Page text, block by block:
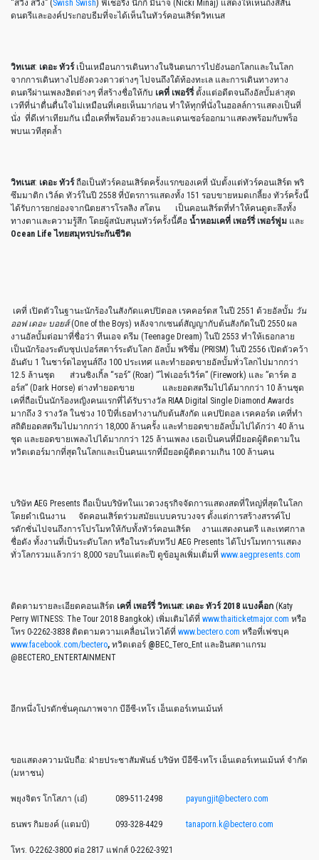
“สวิง สวิง” (Swish Swish) ฟีเชอริง นิกกี้ มินาจ (Nicki Minaj) แสดงให้เห็นถึงสีสัน
ดนตรีและองค์ประกอบธีมที่จะได้เห็นในทัวร์คอนเสิร์ตวิทเนส
วิทเนส: เดอะ ทัวร์เป็นเหมือนการเดินทางในจินตนการไปยังนอกโลกและในโลก
จากการเดินทางไปยังดวงดาวต่างๆ ไปจนถึงใต้ท้องทะเล และการเดินทางทาง
ดนตรีผ่านเพลงฮิตต่างๆ ที่สร้างชื่อให้กับ เคที่ เพอร์รี่ตั้งแต่อดีตจนถึงอัลบั้มล่าสุด
เวทีที่น่าตื่นตื่นใจไม่เหมือนที่เคยเห็นมาก่อน ทำให้ทุกที่นั่งในฮอลล์การแสดงเป็นที่
นั่ง ที่ดีเท่าเทียมกัน เมื่อเคที่พร้อมด้วยวงและแดนเซอร์ออกมาแสดงพร้อมกับพร็อ
พบนเวทีสุดล้ำ
วิทเนส: เดอะ ทัวร์ถือเป็นทัวร์คอนเสิร์ตครั้งแรกของเคที่ นับตั้งแต่ทัวร์คอนเสิร์ต พริ
ซึมมาติก เวิล์ด ทัวร์ในปี 2558 ที่บัตรการแสดงทั้ง 151 รอบขายหมดเกลี้ยง ทัวร์ครั้งนี้
ได้รับการยกย่องจากนิตยสารโรลลิง สโตน เป็นคอนเสิร์ตที่ทำให้คนดูตะลึงทั้ง
ทางตาและความรู้สึก โดยผู้สนับสนุนทัวร์ครั้งนี้คือ น้ำหอมเคที่ เพอร์รี่ เพอร์ฟูม และ
Ocean Life ไทยสมุทรประกันชีวิต
เคที่ เปิดตัวในฐานะนักร้องในสังกัดแคปปิตอล เรคคอร์ดส ในปี 2551 ด้วยอัลบั้ม วัน
ออฟ เดอะ บอยส์(One of the Boys) หลังจากเซนต์สัญญากับต้นสังกัดในปี 2550 ผล
งานอัลบั้มต่อมาที่ชื่อว่า ทีนเอจ ดรีม (Teenage Dream) ในปี 2553 ทำให้เธอกลาย
เป็นนักร้องระดับซุปเปอร์สตาร์ระดับโลก อัลบั้ม พริซึ่ม (PRISM) ในปี 2556 เปิดตัวคว้า
อันดับ 1 ในชาร์ตไอทูนส์ถึง 100 ประเทศ และทำยอดขายอัลบั้มทั่วโลกไปมากกว่า
12.5 ล้านชุด ส่วนซิงเกิ้ล “รอร์” (Roar) “ไฟเออร์เวิร์ค” (Firework) และ ”ดาร์ค ฮ
อร์ส” (Dark Horse) ต่างทำยอดขาย และยอดสตรีมไปได้มากกว่า 10 ล้านชุด
เคที่ถือเป็นนักร้องหญิงคนแรกที่ได้รับรางวัล RIAA Digital Single Diamond Awards
มากถึง 3 รางวัล ในช่วง 10 ปีที่เธอทำงานกับต้นสังกัด แคปปิตอล เรคคอร์ด เคที่ทำ
สถิติยอดสตรีมไปมากกว่า 18,000 ล้านครั้ง และทำยอดขายอัลบั้มไปได้กว่า 40 ล้าน
ชุด และยอดขายเพลงไปได้มากกว่า 125 ล้านเพลง เธอเป็นคนที่มียอดผู้ติดตามใน
ทวิตเตอร์มากที่สุดในโลกและเป็นคนแรกที่มียอดผู้ติดตามเกิน 100 ล้านคน
บริษัท AEG Presents ถือเป็นบริษัทในแวดวงธุรกิจจัดการแสดงสดที่ใหญ่ที่สุดในโลก
โดยดำเนินงาน จัดคอนเสิร์ตร่วมสมัยแบบครบวงจร ตั้งแต่การสร้างสรรค์โป
รดักชั่นไปจนถึงการโปรโมทให้กับทั้งทัวร์คอนเสิร์ต งานแสดงดนตรี และเทศกาล
ชื่อดัง ทั้งงานที่เป็นระดับโลก หรือในระดับทวีป AEG Presents ได้โปรโมทการแสดง
ทั่วโลกรวมแล้วกว่า 8,000 รอบในแต่ละปี ดูข้อมูลเพิ่มเติ่มที่ www.aegpresents.com
ติดตามรายละเอียดคอนเสิร์ต เคที่ เพอร์รี่ วิทเนส: เดอะ ทัวร์ 2018 แบงค็อก (Katy
Perry WITNESS: The Tour 2018 Bangkok) เพิ่มเติมได้ที่ www.thaiticketmajor.com หรือ
โทร 0-2262-3838 ติดตามความเคลื่อนไหวได้ที่ www.bectero.com หรือที่เฟซบุค
www.facebook.com/bectero, ทวิตเตอร์ @ BEC_Tero_Ent และอินสตาแกรม
@BECTERO_ENTERTAINMENT
อีกหนึ่งโปรดักชั่นคุณภาพจาก บีอีซี-เทโร เอ็นเตอร์เทนเม้นท์
ขอแสดงความนับถือ: ฝ่ายประชาสัมพันธ์ บริษัท บีอีซี-เทโร เอ็นเตอร์เทนเม้นท์ จำกัด
(มหาชน)
พยุงจิตร โกโสภา (เอ๋) 089-511-2498 payungjit@bectero.com
ธนพร กิมยงค์ (แตมป์) 093-328-4429 tanaporn.k@bectero.com
โทร. 0-2262-3800 ต่อ 2817 แฟกส์ 0-2262-3921